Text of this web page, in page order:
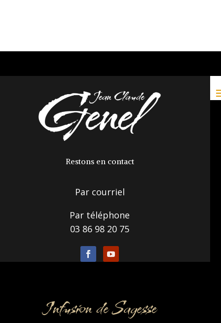
Restons en contact
Par courriel
Par téléphone
03 86 98 20 75
Infusion de Sagesse